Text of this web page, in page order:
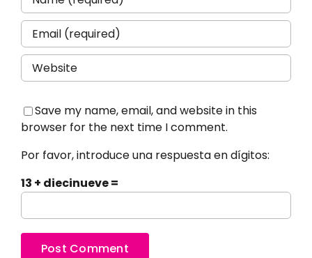
Save my name, email, and website in this
browser for the next time I comment.
Por favor, introduce una respuesta en dígitos:
13 + diecinueve =